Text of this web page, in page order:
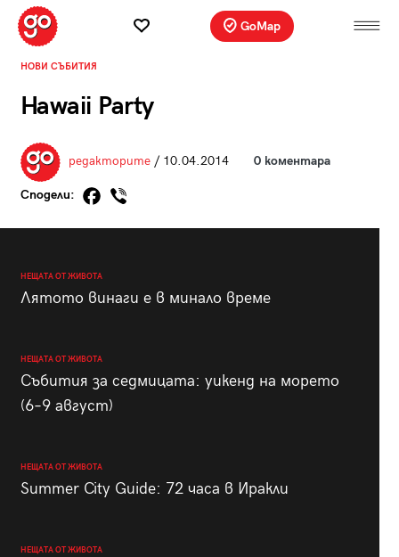
GoMap
НОВИ СЪБИТИЯ
Hawaii Party
редакторите/ 10.04.2014 0 коментара
Сподели:
НЕЩАТА ОТ ЖИВОТА
Лятото винаги е в минало време
НЕЩАТА ОТ ЖИВОТА
Събития за седмицата: уикенд на морето
(6–9 август)
НЕЩАТА ОТ ЖИВОТА
Summer City Guide: 72 часа в Иракли
НЕЩАТА ОТ ЖИВОТА